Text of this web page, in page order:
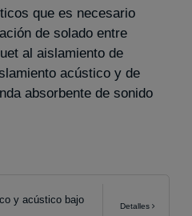
que es necesario
de solado entre
al aislamiento de
acústico y de
absorbente de sonido
y acústico bajo
Detalles